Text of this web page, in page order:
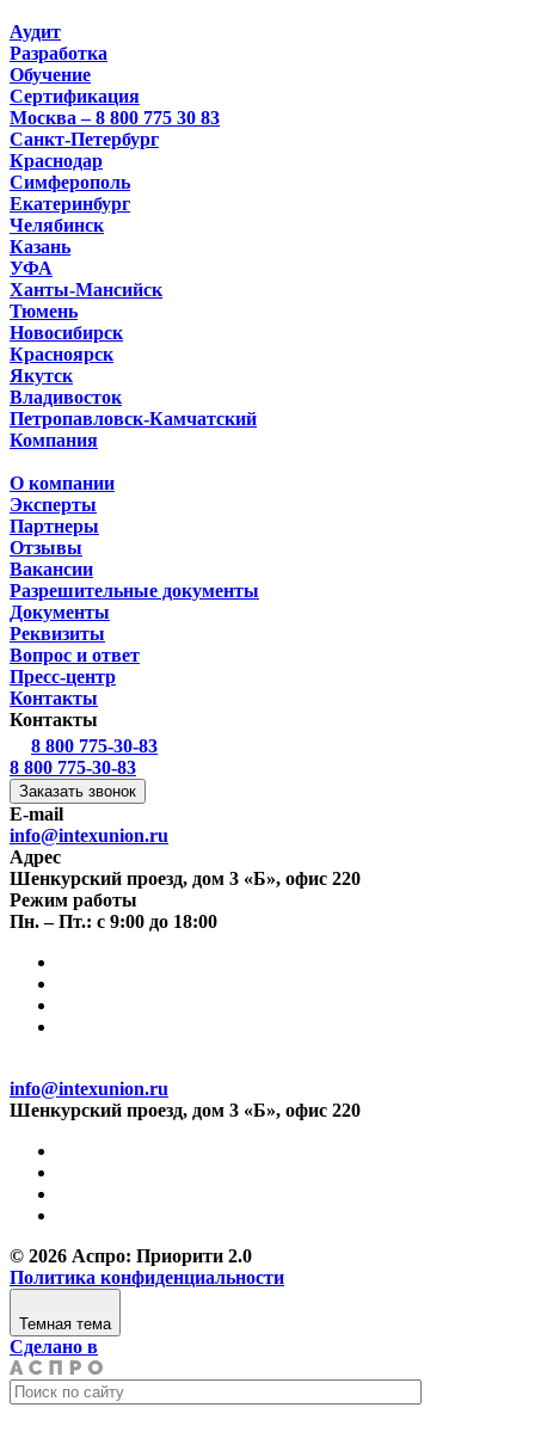
Аудит
Разработка
Обучение
Сертификация
Москва – 8 800 775 30 83
Санкт-Петербург
Краснодар
Симферополь
Екатеринбург
Челябинск
Казань
УФА
Ханты-Мансийск
Тюмень
Новосибирск
Красноярск
Якутск
Владивосток
Петропавловск-Камчатский
Компания
О компании
Эксперты
Партнеры
Отзывы
Вакансии
Разрешительные документы
Документы
Реквизиты
Вопрос и ответ
Пресс-центр
Контакты
Контакты
8 800 775-30-83
8 800 775-30-83
Заказать звонок
E-mail
info@intexunion.ru
Адрес
Шенкурский проезд, дом 3 «Б», офис 220
Режим работы
Пн. – Пт.: с 9:00 до 18:00
info@intexunion.ru
Шенкурский проезд, дом 3 «Б», офис 220
© 2026 Аспро: Приорити 2.0
Политика конфиденциальности
Темная тема
Сделано в